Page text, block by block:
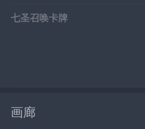
七圣召唤卡牌
画廊